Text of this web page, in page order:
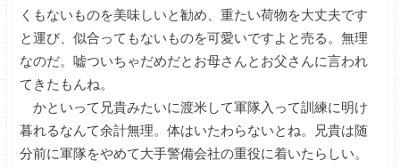
くもないものを美味しいと勧め、重たい荷物を大丈夫です
と運び、似合ってもないものを可愛いですよと売る。無理
なのだ。嘘ついちゃだめだとお母さんとお父さんに言われ
てきたもんね。
かといって兄貴みたいに渡米して軍隊入って訓練に明け
暮れるなんて余計無理。体はいたわらないとね。兄貴は随
分前に軍隊をやめて大手警備会社の重役に着いたらしい。